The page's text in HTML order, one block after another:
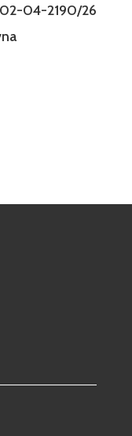
04-2190/26